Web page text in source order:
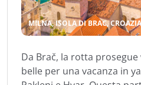
MILNA, ISOLA DI BRAC, CROAZIA
Da Brač, la rotta
belle per una vacanza in